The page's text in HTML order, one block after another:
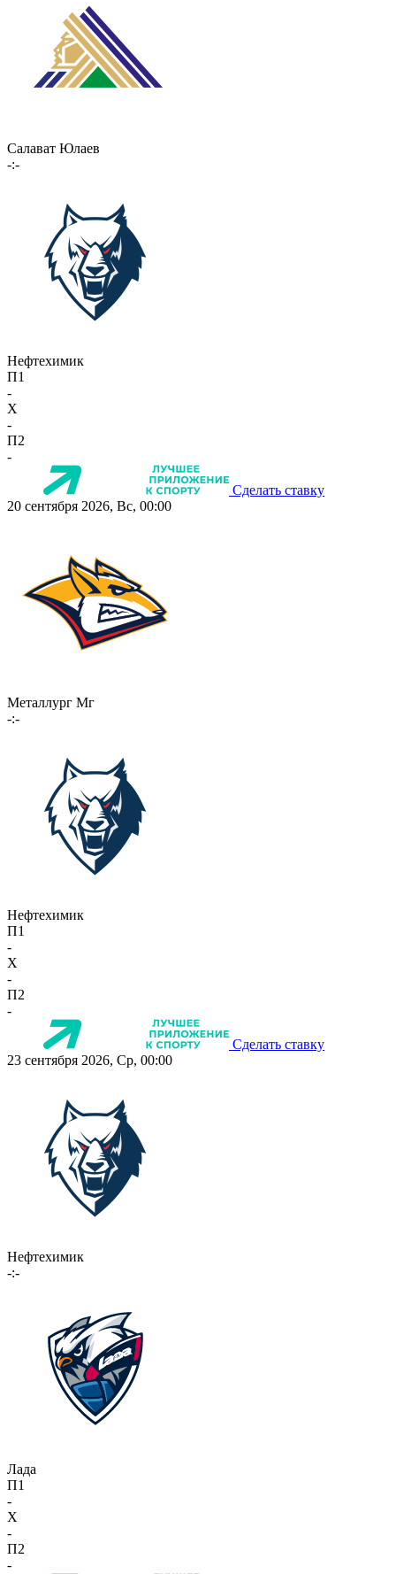
Салават Юлаев
-:-
Нефтехимик
П1
-
X
-
П2
-
Сделать ставку
20 сентября 2026, Вс, 00:00
Металлург Мг
-:-
Нефтехимик
П1
-
X
-
П2
-
Сделать ставку
23 сентября 2026, Ср, 00:00
Нефтехимик
-:-
Лада
П1
-
X
-
П2
-